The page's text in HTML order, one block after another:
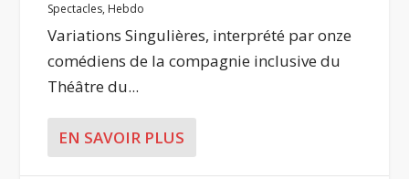
Spectacles, Hebdo
Variations Singulières, interprété par onze
comédiens de la compagnie inclusive du
Théâtre du...
EN SAVOIR PLUS